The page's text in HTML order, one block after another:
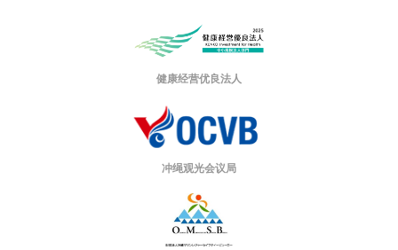
健康经营优良法人
冲绳观光会议局